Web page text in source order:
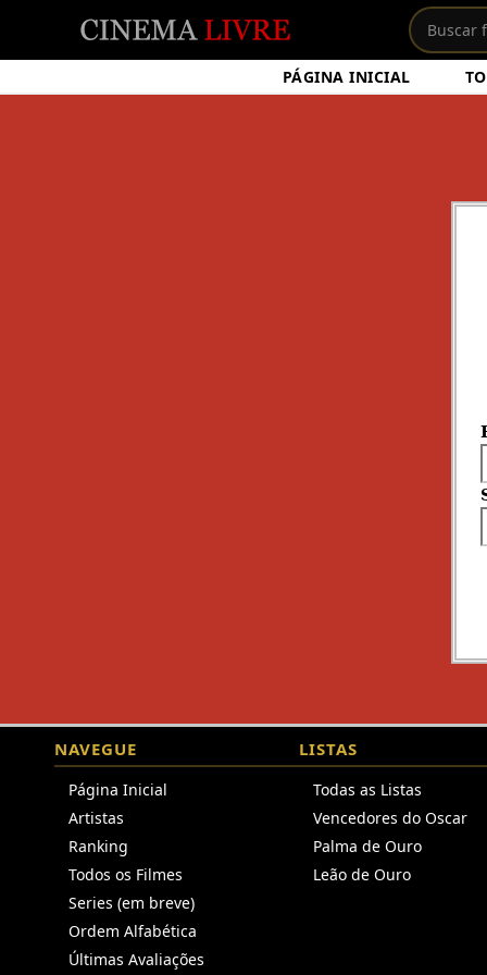
PÁGINA INICIAL
NAVEGUE
Página Inicial
Artistas
Ranking
Todos os Filmes
Series (em breve)
Ordem Alfabética
Últimas Avaliações
LISTAS
Todas as Listas
Vencedores do Oscar
Palma de Ouro
Leão de Ouro